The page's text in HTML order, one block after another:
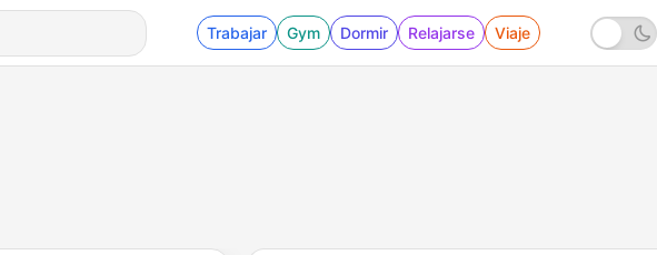
Trabajar Gym Dormir Relajarse Viaje